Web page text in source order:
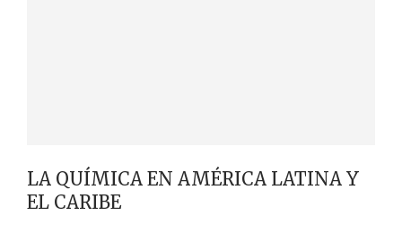
LA QUÍMICA EN AMÉRICA LATINA Y
EL CARIBE